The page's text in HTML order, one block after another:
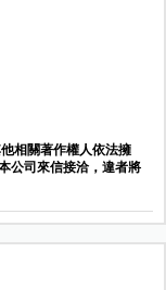
相關著作權人依法擁
公司來信接洽，違者將